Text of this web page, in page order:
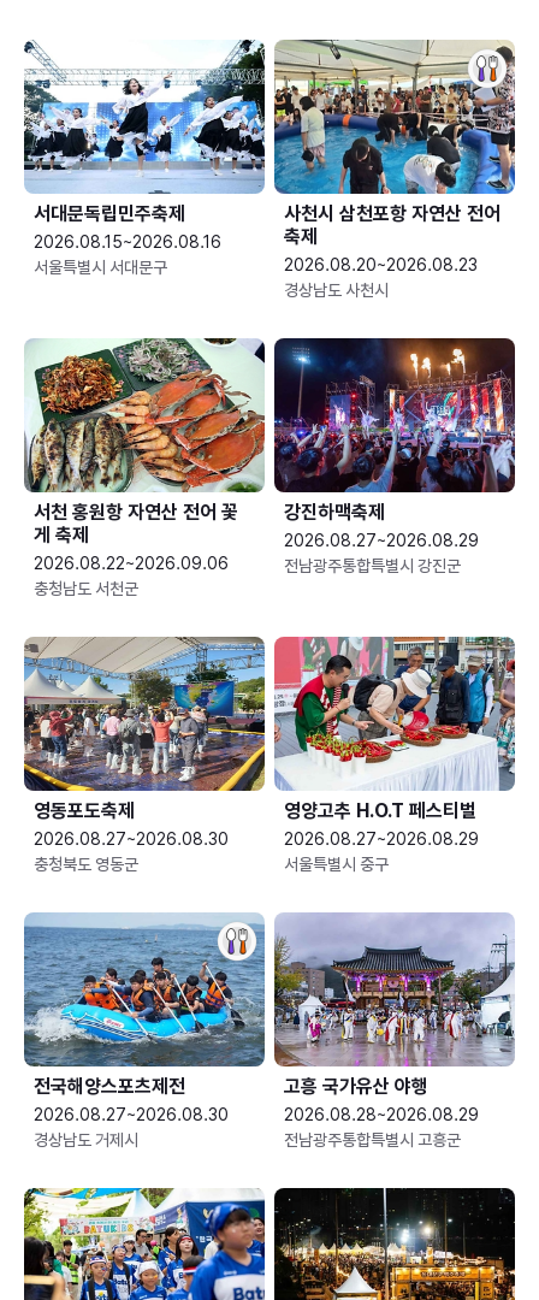
서대문독립민주축제
2026.08.15~2026.08.16
서울특별시 서대문구
사천시 삼천포항 자연산 전어
축제
2026.08.20~2026.08.23
경상남도 사천시
서천 홍원항 자연산 전어 꽃
게 축제
2026.08.22~2026.09.06
충청남도 서천군
강진하맥축제
2026.08.27~2026.08.29
전남광주통합특별시 강진군
영동포도축제
2026.08.27~2026.08.30
충청북도 영동군
영양고추 H.O.T 페스티벌
2026.08.27~2026.08.29
서울특별시 중구
전국해양스포츠제전
2026.08.27~2026.08.30
경상남도 거제시
고흥 국가유산 야행
2026.08.28~2026.08.29
전남광주통합특별시 고흥군